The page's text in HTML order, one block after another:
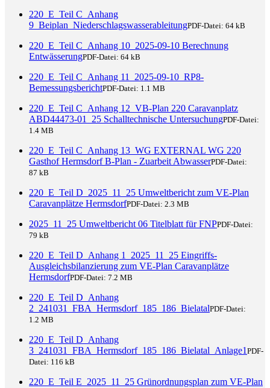
220_E_Teil C_Anhang
9_Beiplan_NiederschlagswasserableitungPDF-Datei: 64 kB
220_E_Teil C_Anhang 10_2025-09-10 Berechnung
EntwässerungPDF-Datei: 64 kB
220_E_Teil C_Anhang 11_2025-09-10_RP8-
BemessungsberichtPDF-Datei: 1.1 MB
220_E_Teil C_Anhang 12_VB-Plan 220 Caravanplatz
ABD44473-01_25 Schalltechnische UntersuchungPDF-Datei:
1.4 MB
220_E_Teil C_Anhang 13_WG EXTERNAL WG 220
Gasthof Hermsdorf B-Plan - Zuarbeit AbwasserPDF-Datei:
87 kB
220_E_Teil D_2025_11_25 Umweltbericht zum VE-Plan
Caravanplätze HermsdorfPDF-Datei: 2.3 MB
2025_11_25 Umweltbericht 06 Titelblatt für FNPPDF-Datei:
79 kB
220_E_Teil D_Anhang 1_2025_11_25 Eingriffs-
Ausgleichsbilanzierung zum VE-Plan Caravanplätze
HermsdorfPDF-Datei: 7.2 MB
220_E_Teil D_Anhang
2_241031_FBA_Hermsdorf_185_186_BielatalPDF-Datei:
1.2 MB
220_E_Teil D_Anhang
3_241031_FBA_Hermsdorf_185_186_Bielatal_Anlage1 PDF-
Datei: 116 kB
220_E_Teil E_2025_11_25 Grünordnungsplan zum VE-Plan